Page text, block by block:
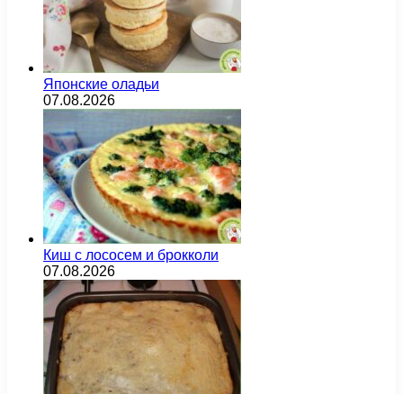
Японские оладьи
07.08.2026
Киш с лососем и брокколи
07.08.2026